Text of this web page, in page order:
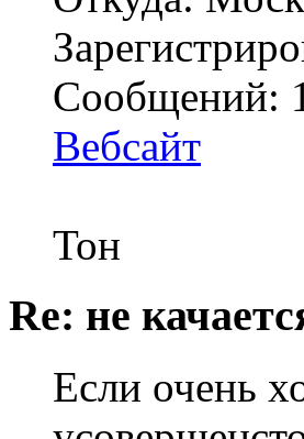
Сообщений:
Вебсайт
Тон
Re: не
Если очень